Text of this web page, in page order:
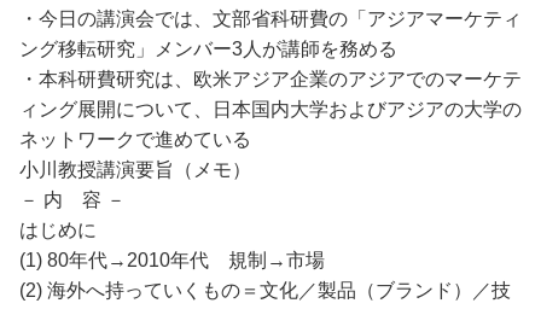
・今日の講演会では、文部省科研費の「アジアマーケティ
ング移転研究」メンバー3人が講師を務める
・本科研費研究は、欧米アジア企業のアジアでのマーケテ
ィング展開について、日本国内大学およびアジアの大学の
ネットワークで進めている
小川教授講演要旨（メモ）
－ 内 容 －
はじめに
(1) 80年代→2010年代 規制→市場
(2) 海外へ持っていくもの＝文化／製品（ブランド）／技